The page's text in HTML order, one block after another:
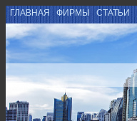
ГЛАВНАЯ ФИРМЫ СТАТЬИ